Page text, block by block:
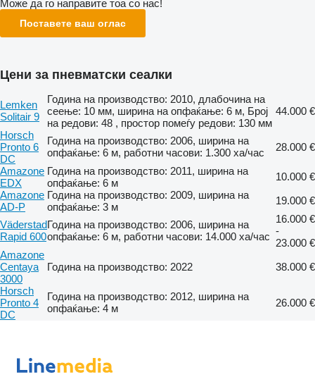
Може да го направите тоа со нас!
Поставете ваш оглас
Цени за пневматски сеалки
Lemken
Solitair 9
Година на производство: 2010, длабочина на
сеење: 10 мм, ширина на опфаќање: 6 м, Број
на редови: 48 , простор помеѓу редови: 130 мм
44.000 €
Horsch
Pronto 6
DC
Година на производство: 2006, ширина на
опфаќање: 6 м, работни часови: 1.300 ха/час
28.000 €
Amazone
EDX
Година на производство: 2011, ширина на
опфаќање: 6 м
10.000 €
Amazone
AD-P
Година на производство: 2009, ширина на
опфаќање: 3 м
19.000 €
Väderstad
Rapid 600
Година на производство: 2006, ширина на
опфаќање: 6 м, работни часови: 14.000 ха/час
16.000 €
-
23.000 €
Amazone
Centaya
3000
Година на производство: 2022
38.000 €
Horsch
Pronto 4
DC
Година на производство: 2012, ширина на
опфаќање: 4 м
26.000 €